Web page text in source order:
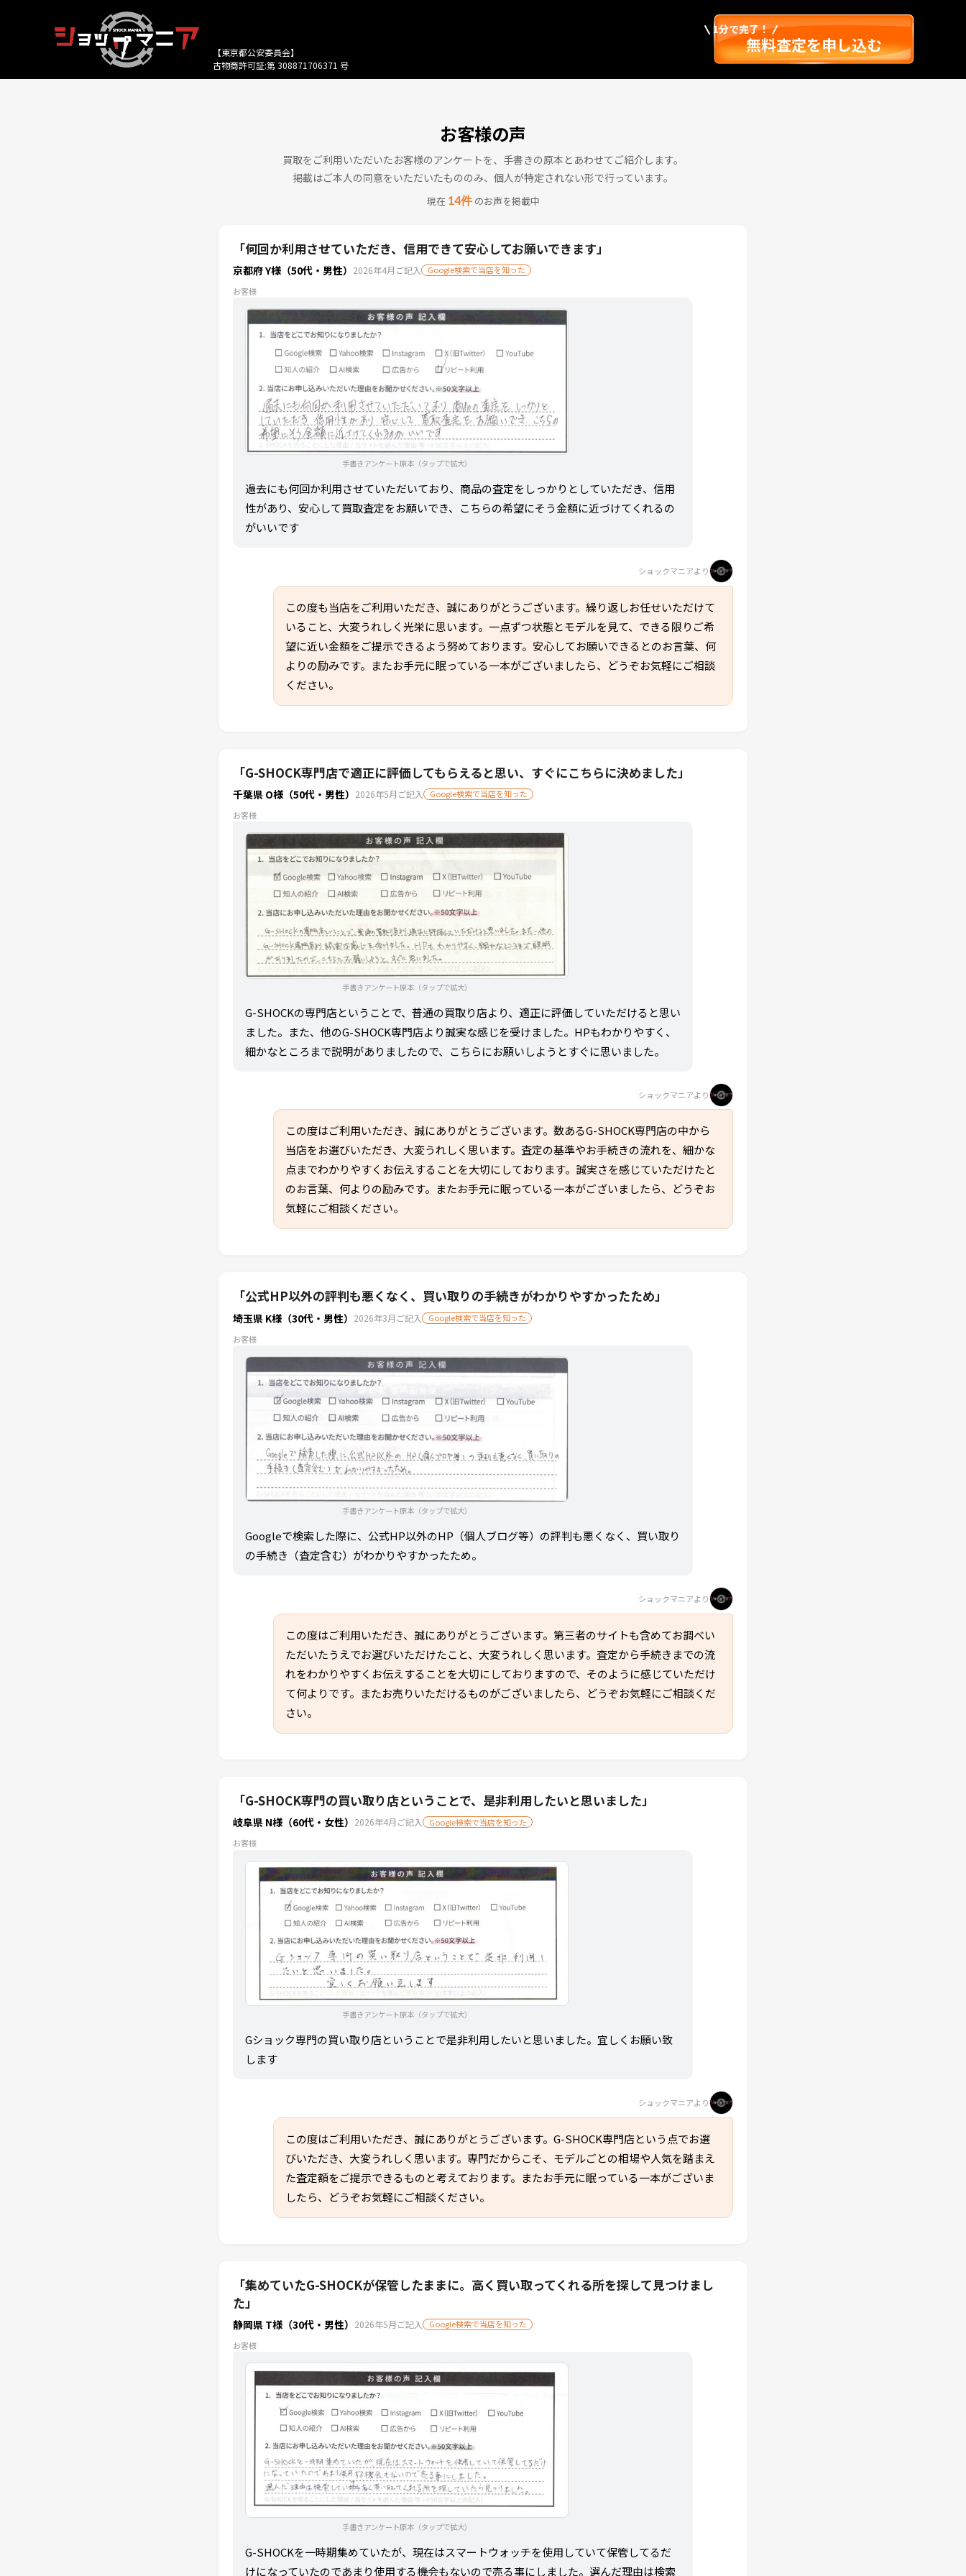
【東京都公安委員会】
古物商許可証:第 308871706371 号
1分で完了！
無料査定を申し込む
お客様の声
買取をご利用いただいたお客様のアンケートを、手書きの原本とあわせてご紹介します。
掲載はご本人の同意をいただいたもののみ、個人が特定されない形で行っています。
現在 14件のお声を掲載中
「何回か利用させていただき、信用できて安心してお願いできます」
京都府 Y様（50代・男性） 2026年4月ご記入
Google検索で当店を知った
お客様
手書きアンケート原本（タップで拡大）
過去にも何回か利用させていただいており、商品の査定をしっかりとしていただき、信用
性があり、安心して買取査定をお願いでき、こちらの希望にそう金額に近づけてくれるの
がいいです
ショックマニアより
この度も当店をご利用いただき、誠にありがとうございます。繰り返しお任せいただけて
いること、大変うれしく光栄に思います。一点ずつ状態とモデルを見て、できる限りご希
望に近い金額をご提示できるよう努めております。安心してお願いできるとのお言葉、何
よりの励みです。またお手元に眠っている一本がございましたら、どうぞお気軽にご相談
ください。
「G-SHOCK専門店で適正に評価してもらえると思い、すぐにこちらに決めました」
千葉県 O様（50代・男性） 2026年5月ご記入
Google検索で当店を知った
お客様
手書きアンケート原本（タップで拡大）
G-SHOCKの専門店ということで、普通の買取り店より、適正に評価していただけると思い
ました。また、他のG-SHOCK専門店より誠実な感じを受けました。HPもわかりやすく、
細かなところまで説明がありましたので、こちらにお願いしようとすぐに思いました。
ショックマニアより
この度はご利用いただき、誠にありがとうございます。数あるG-SHOCK専門店の中から
当店をお選びいただき、大変うれしく思います。査定の基準やお手続きの流れを、細かな
点までわかりやすくお伝えすることを大切にしております。誠実さを感じていただけたと
のお言葉、何よりの励みです。またお手元に眠っている一本がございましたら、どうぞお
気軽にご相談ください。
「公式HP以外の評判も悪くなく、買い取りの手続きがわかりやすかったため」
埼玉県 K様（30代・男性） 2026年3月ご記入
Google検索で当店を知った
お客様
手書きアンケート原本（タップで拡大）
Googleで検索した際に、公式HP以外のHP（個人ブログ等）の評判も悪くなく、買い取り
の手続き（査定含む）がわかりやすかったため。
ショックマニアより
この度はご利用いただき、誠にありがとうございます。第三者のサイトも含めてお調べい
ただいたうえでお選びいただけたこと、大変うれしく思います。査定から手続きまでの流
れをわかりやすくお伝えすることを大切にしておりますので、そのように感じていただけ
て何よりです。またお売りいただけるものがございましたら、どうぞお気軽にご相談くだ
さい。
「G-SHOCK専門の買い取り店ということで、是非利用したいと思いました」
岐阜県 N様（60代・女性） 2026年4月ご記入
Google検索で当店を知った
お客様
手書きアンケート原本（タップで拡大）
Gショック専門の買い取り店ということで是非利用したいと思いました。宜しくお願い致
します
ショックマニアより
この度はご利用いただき、誠にありがとうございます。G-SHOCK専門店という点でお選
びいただき、大変うれしく思います。専門だからこそ、モデルごとの相場や人気を踏まえ
た査定額をご提示できるものと考えております。またお手元に眠っている一本がございま
したら、どうぞお気軽にご相談ください。
「集めていたG-SHOCKが保管したままに。高く買い取ってくれる所を探して見つけまし
た」
静岡県 T様（30代・男性） 2026年5月ご記入
Google検索で当店を知った
お客様
手書きアンケート原本（タップで拡大）
G-SHOCKを一時期集めていたが、現在はスマートウォッチを使用していて保管してるだ
けになっていたのであまり使用する機会もないので売る事にしました。選んだ理由は検索